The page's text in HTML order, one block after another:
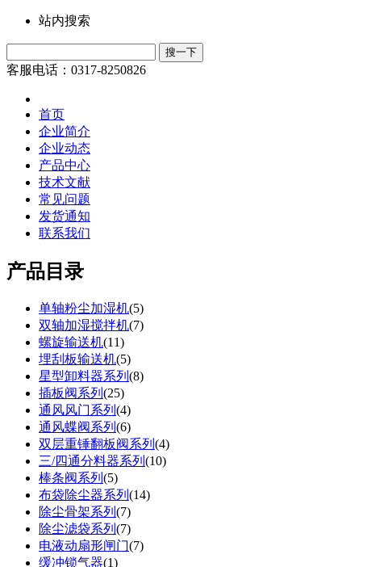
站内搜索
客服电话：0317-8250826
首页
企业简介
企业动态
产品中心
技术文献
常见问题
发货通知
联系我们
产品目录
单轴粉尘加湿机(5)
双轴加湿搅拌机(7)
螺旋输送机(11)
埋刮板输送机(5)
星型卸料器系列 (8)
插板阀系列 (25)
通风风门系列 (4)
通风蝶阀系列 (6)
双层重锤翻板阀系列 (4)
三/四通分料器系列 (10)
棒条阀系列 (5)
布袋除尘器系列 (14)
除尘骨架系列 (7)
除尘滤袋系列 (7)
电液动扇形闸门(7)
缓冲锁气器(1)